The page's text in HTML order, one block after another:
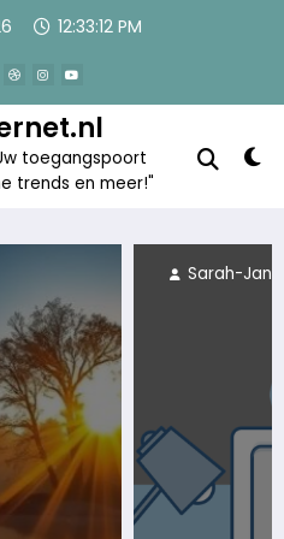
12:33:13 PM
toegangspoort
trends en meer!"